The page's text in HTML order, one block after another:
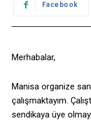
Facebook
Merhabalar,
Manisa organize
çalışmaktayım.
sendikaya üye